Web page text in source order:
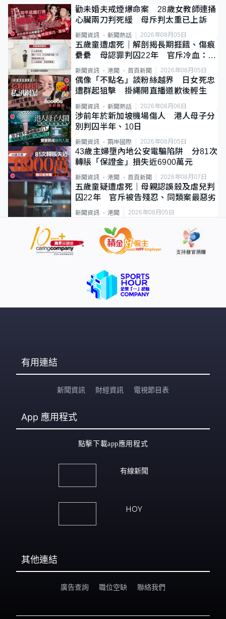
勸未婚夫戒煙爆命案 28歲女教師連捅
心臟兩刀判死緩 母斥判太重已上訴
新聞資訊 新聞熱話 2026年08月05日
五歲童遭虐死｜解剖揭長期捱餓、傷痕
纍纍 母認罪判囚22年 官斥冷血：同
類案最惡劣
新聞資訊 港聞 首頁新聞 2026年08月05日
偶像「不點名」談粉絲越界 日女死忠
遭群起狙擊 掛繩開直播道歉後輕生
新聞資訊 新聞熱話 2026年08月06日
涉前年於新加坡機場傷人 港人母子分
別判囚半年、10日
新聞資訊 兩岸國際 2026年08月05日
43歲主婦墮內地公安電騙陷阱 分81次
轉賬「保證金」損失近6900萬元
新聞資訊 港聞 首頁新聞 2026年08月07日
五歲童疑遭虐死｜母親認誤殺及虐兒判
囚22年 官斥被告殘忍、同類案最惡劣
新聞資訊 港聞 2026年08月05日
有用連結
新聞資訊 財經資訊 電視節目表
App 應用程式
點擊下載app應用程式
有線新聞
HOY
其他連結
廣告查詢 職位空缺 聯絡我們